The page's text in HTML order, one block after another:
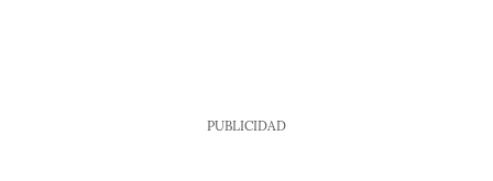
PUBLICIDAD